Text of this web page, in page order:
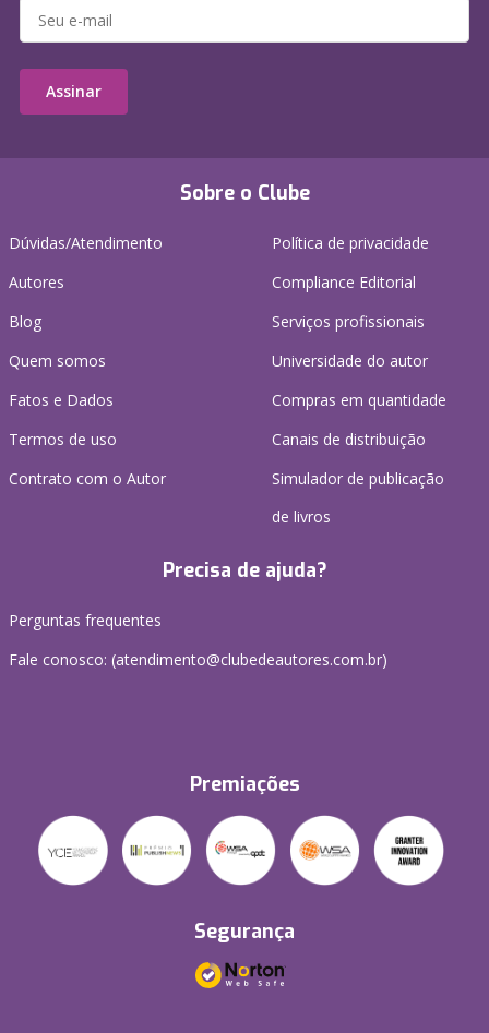
Sobre o Clube
Dúvidas/Atendimento
Autores
Blog
Quem somos
Fatos e Dados
Termos de uso
Contrato com o Autor
Política de privacidade
Compliance Editorial
Serviços profissionais
Universidade do autor
Compras em quantidade
Canais de distribuição
Simulador de publicação
de livros
Precisa de ajuda?
Perguntas frequentes
Fale conosco: (atendimento@clubedeautores.com.br)
Premiações
Segurança
Assinar